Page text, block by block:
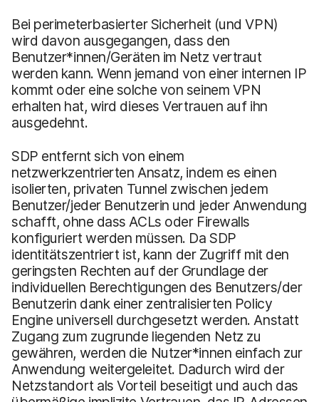
Bei perimeterbasierter Sicherheit (und VPN)
wird davon ausgegangen, dass den
Benutzer*innen/Geräten im Netz vertraut
werden kann. Wenn jemand von einer internen IP
kommt oder eine solche von seinem VPN
erhalten hat, wird dieses Vertrauen auf ihn
ausgedehnt.
SDP entfernt sich von einem
netzwerkzentrierten Ansatz, indem es einen
isolierten, privaten Tunnel zwischen jedem
Benutzer/jeder Benutzerin und jeder Anwendung
schafft, ohne dass ACLs oder Firewalls
konfiguriert werden müssen. Da SDP
identitätszentriert ist, kann der Zugriff mit den
geringsten Rechten auf der Grundlage der
individuellen Berechtigungen des Benutzers/der
Benutzerin dank einer zentralisierten Policy
Engine universell durchgesetzt werden. Anstatt
Zugang zum zugrunde liegenden Netz zu
gewähren, werden die Nutzer*innen einfach zur
Anwendung weitergeleitet. Dadurch wird der
Netzstandort als Vorteil beseitigt und auch das